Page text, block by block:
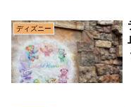
ディズニー